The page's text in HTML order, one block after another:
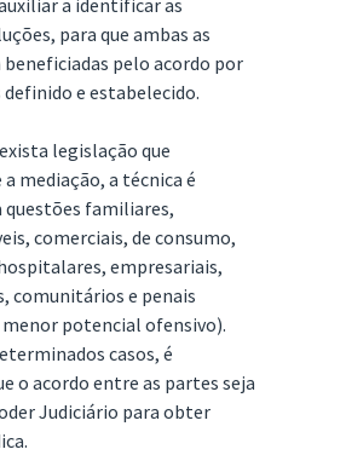
a identificar as
para que ambas as
pelo acordo por
e estabelecido.
legislação que
mediação, a técnica é
questões familiares,
comerciais, de consumo,
empresariais,
comunitários e penais
menor potencial ofensivo).
casos, é
o acordo entre as partes seja
Judiciário para obter